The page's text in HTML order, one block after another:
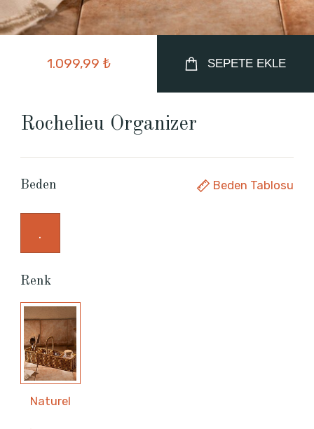
1.099,99 ₺ SEPETE EKLE
Rochelieu Organizer
Beden Beden Tablosu
.
Renk
Naturel